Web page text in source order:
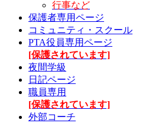
行事など
保護者専用ページ
コミュニティ・スクール
PTA役員専用ページ
[保護されています]
夜間学級
日記ページ
職員専用
[保護されています]
外部コーチ